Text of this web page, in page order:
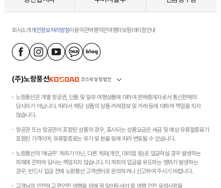
회사소개개인정보처리방침이용약관여행약관여행자보험대리점안내
(주)노랑풍선
노랑풍선은 개별 항공권, 단품 및 일부 여행상품에 대하여 판매중개자로서 통신판매의
당사자가 아닙니다. 따라서 해당 상품의 상품·거래정보 및 거래 등에 대하여 책임을 지지
않습니다.
항공권 또는 항공권이 포함된 상품의 경우, 표시되는 상품요금은 세금 및 예상 유류할증료가
포함된 가격이며, 유류할증료는 유가 및 환율 등에 따라 변동될 수 있습니다.
노랑풍선의 '예금주' 계좌가 아닌, 다른 계좌(개인, 대리점 등)로 입금하실 경우 발생하는
피해에 관하여 당사는 책임지지 않습니다. 타 계좌의 입금을 유도하는 행위가 발생하는
경우, 반드시 입금 전에 노랑풍선 고객센터로 문의하거나 신고하여 주시기 바랍니다.
고객님의 안전하고 편안한 여행을 위해 꼭 알아두셔야 할 여행 안전 유의사항을